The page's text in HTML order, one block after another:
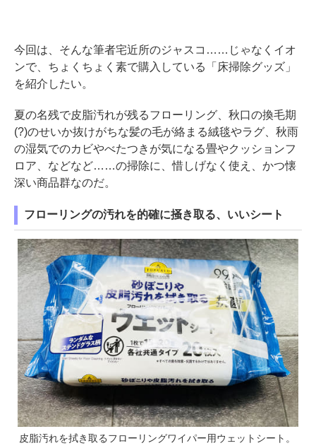
今回は、そんな筆者宅近所のジャスコ……じゃなくイオ
ンで、ちょくちょく素で購入している「床掃除グッズ」
を紹介したい。
夏の名残で皮脂汚れが残るフローリング、秋口の換毛期
(?)のせいか抜けがちな髪の毛が絡まる絨毯やラグ、秋雨
の湿気でのカビやべたつきが気になる畳やクッションフ
ロア、などなど……の掃除に、惜しげなく使え、かつ懐
深い商品群なのだ。
フローリングの汚れを的確に掻き取る、いいシート
皮脂汚れを拭き取るフローリングワイパー用ウェットシート。